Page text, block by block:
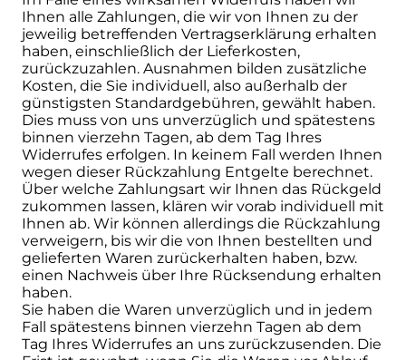
Ihnen alle Zahlungen, die wir von Ihnen zu der
jeweilig betreffenden Vertragserklärung erhalten
haben, einschließlich der Lieferkosten,
zurückzuzahlen. Ausnahmen bilden zusätzliche
Kosten, die Sie individuell, also außerhalb der
günstigsten Standardgebühren, gewählt haben.
Dies muss von uns unverzüglich und spätestens
binnen vierzehn Tagen, ab dem Tag Ihres
Widerrufes erfolgen. In keinem Fall werden Ihnen
wegen dieser Rückzahlung Entgelte berechnet.
Über welche Zahlungsart wir Ihnen das Rückgeld
zukommen lassen, klären wir vorab individuell mit
Ihnen ab. Wir können allerdings die Rückzahlung
verweigern, bis wir die von Ihnen bestellten und
gelieferten Waren zurückerhalten haben, bzw.
einen Nachweis über Ihre Rücksendung erhalten
haben.
Sie haben die Waren unverzüglich und in jedem
Fall spätestens binnen vierzehn Tagen ab dem
Tag Ihres Widerrufes an uns zurückzusenden. Die